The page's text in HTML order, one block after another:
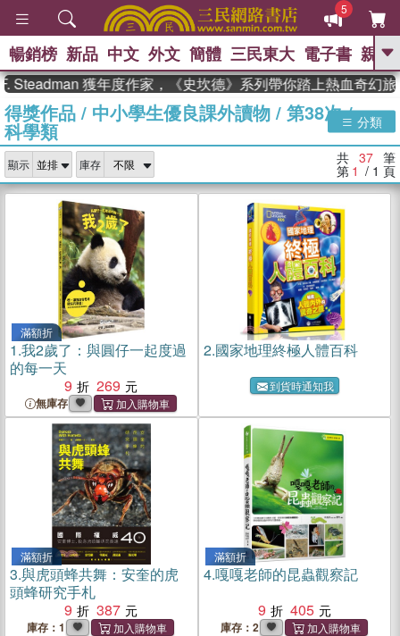
5
GO
熱搜： 東野圭吾 、 高希均教授回憶錄
、 、 如果歷
史是一群喵 、 暑期推薦 、 國際布克
台灣的李
登輝時代 、 數學女孩：黎曼猜想 、
偉大的迷走神經
暢銷榜 新品 中文 外文 簡體 三民東大 電子書 親子
獲年度作家，《史坎德》系列帶你踏上熱血奇幻旅程
得獎作品 / 中小學生優良課外讀物 / 第38次/
科學類 分類
顯示 庫存 共 37 筆
第 1 / 1 頁
滿額折
1.我2歲了：與圓仔一起度過
的每一天
9
269
無庫存
2.國家地理終極人體百科
到貨時通知我
滿額折
3.與虎頭蜂共舞：安奎的虎
頭蜂研究手札
9
387
庫存：1
滿額折
4.嘎嘎老師的昆蟲觀察記
9
405
庫存：2